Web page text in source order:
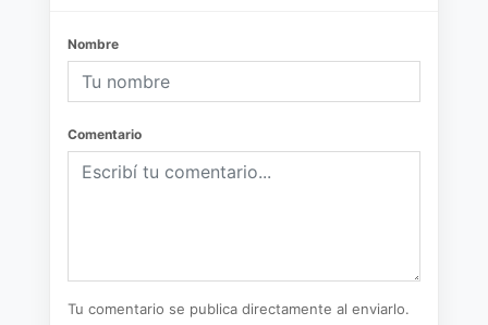
Nombre
Comentario
Tu comentario se publica directamente al enviarlo.